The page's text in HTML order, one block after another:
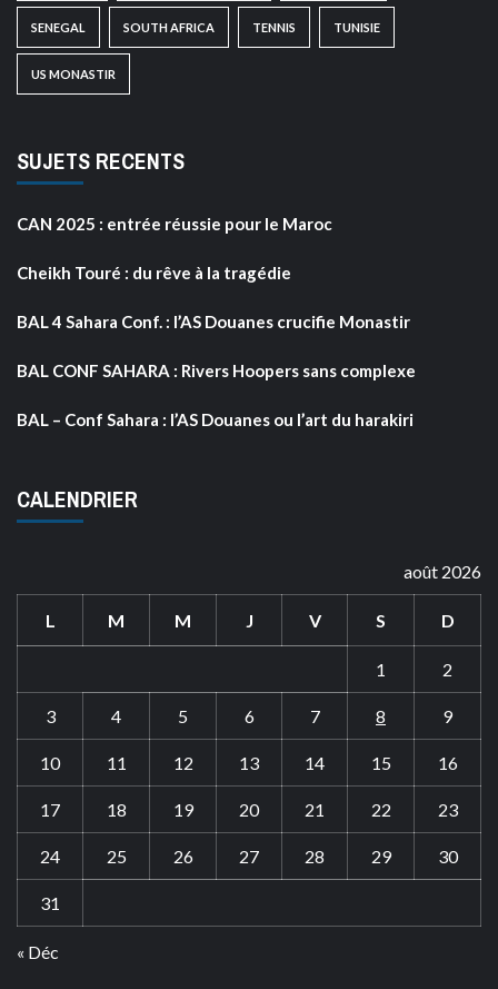
SENEGAL SOUTH AFRICA TENNIS TUNISIE
US MONASTIR
SUJETS RECENTS
CAN 2025 : entrée réussie pour le Maroc
Cheikh Touré : du rêve à la tragédie
BAL 4 Sahara Conf. : l’AS Douanes crucifie Monastir
BAL CONF SAHARA : Rivers Hoopers sans complexe
BAL – Conf Sahara : l’AS Douanes ou l’art du harakiri
CALENDRIER
août 2026
L M M J V S D
1 2
3 4 5 6 7 8 9
10 11 12 13 14 15 16
17 18 19 20 21 22 23
24 25 26 27 28 29 30
31
« Déc